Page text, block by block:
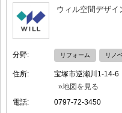
ウィル空間デザイ
分野: リフォーム リノ
住所:
宝塚市逆瀬川1-14-6
»地図を見る
電話:
0797-72-3450